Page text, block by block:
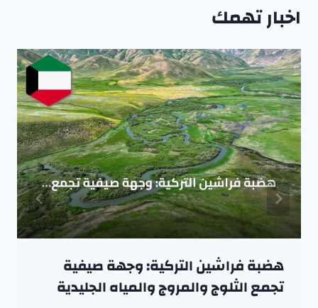
اخبار تهمك
هضبة فراشين التركية: وجهة صيفية
تجمع الثلوج والمروج والمياه الجليدية